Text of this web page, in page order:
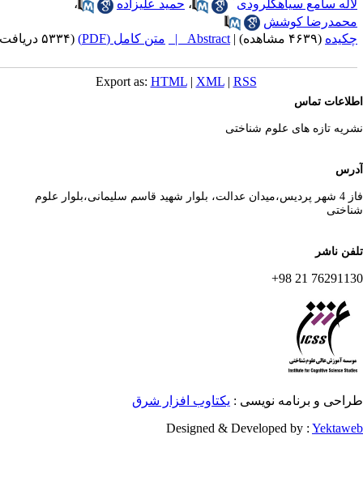
سامع سیاهکلرودی
،حمید علیزاده
،
کوشش
(۴۶۳۹ مشاهده) |
Abstract | متن کامل (PDF) (۵۳۳۴ دریافت)
Export as:HTML |XML|RSS
تماس
تازه های علوم شناختی
فاز 4 شهر پردیس،میدان عدالت، بلوار شهید قاسم سلیمانی،بلوار علوم
ناشر
76291130 21
و برنامه نویسی : یکتاوب افزار شرق
Designed & Developed by :